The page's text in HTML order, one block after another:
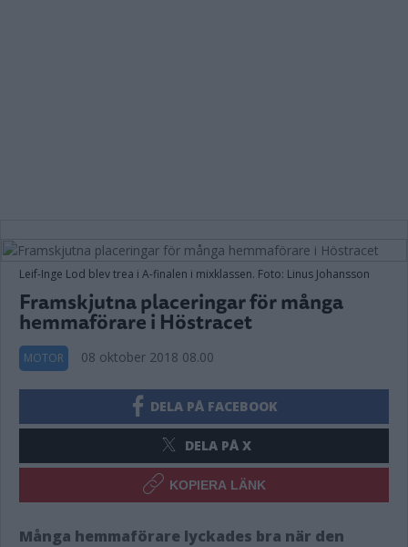
Leif-Inge Lod blev trea i A-finalen i mixklassen. Foto: Linus Johansson
Framskjutna placeringar för många
hemmaförare i Höstracet
MOTOR 08 oktober 2018 08.00
DELA PÅ FACEBOOK
DELA PÅ X
KOPIERA LÄNK
Många hemmaförare lyckades bra när den